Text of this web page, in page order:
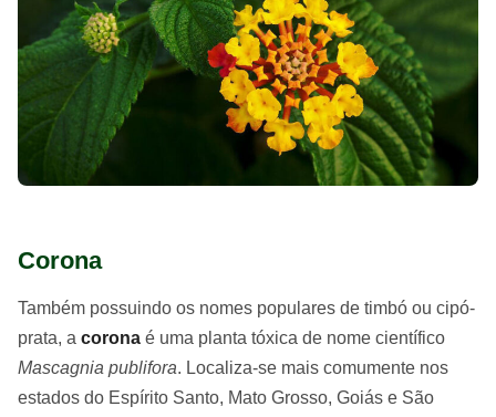
Corona
Também possuindo os nomes populares de timbó ou cipó-
prata, a corona é uma planta tóxica de nome científico
Mascagnia publifora. Localiza-se mais comumente nos
estados do Espírito Santo, Mato Grosso, Goiás e São